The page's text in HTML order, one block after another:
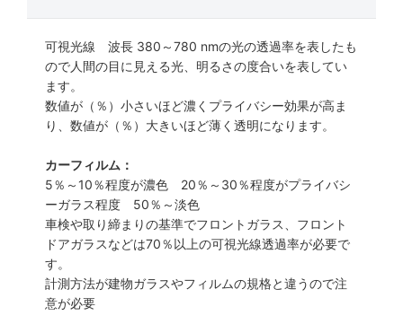
可視光線 波長 380～780 nmの光の透過率を表したも
ので人間の目に見える光、明るさの度合いを表してい
ます。
数値が（％）小さいほど濃くプライバシー効果が高ま
り、数値が（％）大きいほど薄く透明になります。
カーフィルム：
5％～10％程度が濃色 20％～30％程度がプライバシ
ーガラス程度 50％～淡色
車検や取り締まりの基準でフロントガラス、フロント
ドアガラスなどは70％以上の可視光線透過率が必要で
す。
計測方法が建物ガラスやフィルムの規格と違うので注
意が必要